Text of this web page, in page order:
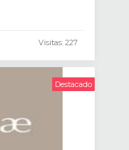
Visitas: 227
Destacado